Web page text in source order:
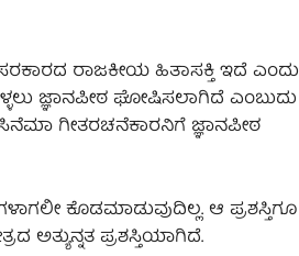
ರಾಜಕೀಯ ಹಿತಾಸಕ್ತಿ ಇದೆ ಎಂದು
ಜ್ಞಾನಪೀಠ ಘೋಷಿಸಲಾಗಿದೆ ಎಂಬುದು
ಗೀತರಚನೆಕಾರನಿಗೆ ಜ್ಞಾನಪೀಠ
ಕೊಡಮಾಡುವುದಿಲ್ಲ. ಆ ಪ್ರಶಸ್ತಿಗೂ
ಅತ್ಯುನ್ನತ ಪ್ರಶಸ್ತಿಯಾಗಿದೆ‌.